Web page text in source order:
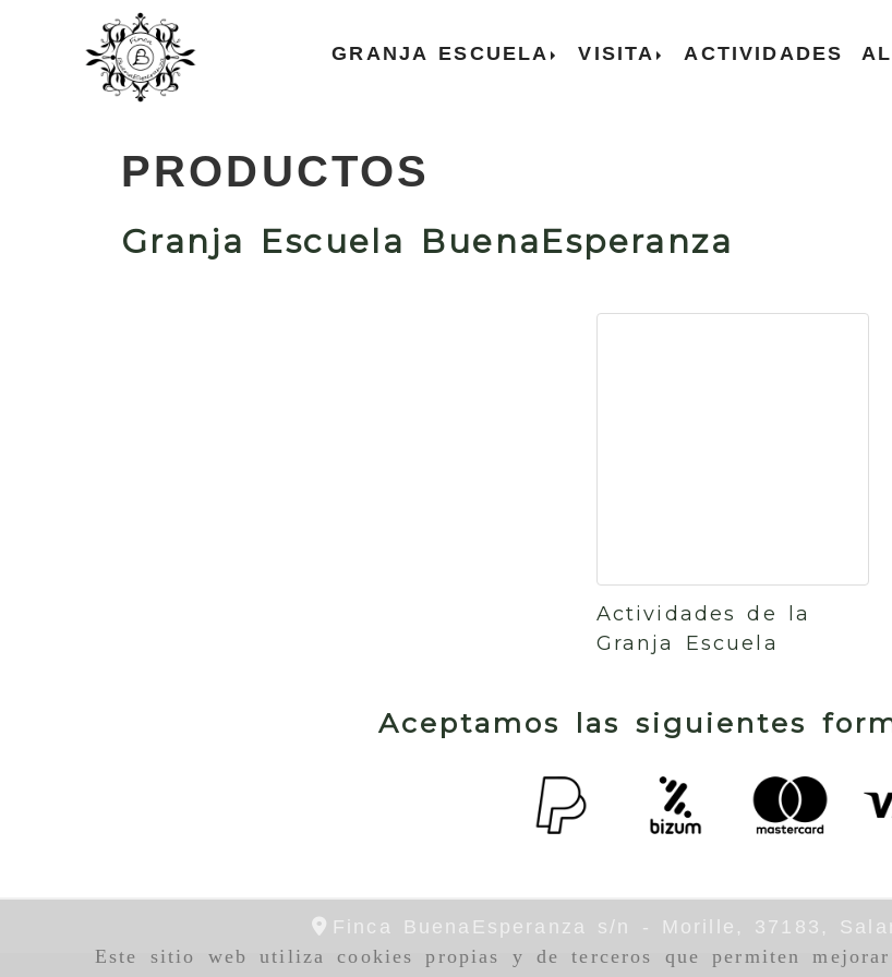
Este sitio web utiliza cookies propias y de terceros que permiten
GRANJA ESCUELA VISITA ACTIVIDADES
PRODUCTOS
Granja Escuela BuenaEsperanza
Actividades de la
Granja Escuela
Aceptamos las siguientes
Finca BuenaEsperanza s/n - Morille, 37183,